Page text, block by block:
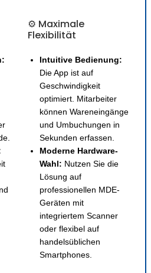
⚙️ Maximale
Flexibilität
Intuitive Bedienung:
Die App ist auf
Geschwindigkeit
optimiert. Mitarbeiter
können Wareneingänge
und Umbuchungen in
Sekunden erfassen.
Moderne Hardware-
Wahl: Nutzen Sie die
Lösung auf
professionellen MDE-
Geräten mit
integriertem Scanner
oder flexibel auf
handelsüblichen
Smartphones.